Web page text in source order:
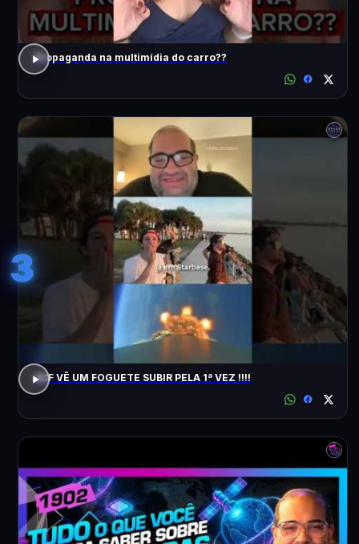
Propaganda na multimídia do carro??
3
ACF VÊ UM FOGUETE SUBIR PELA 1ª VEZ !!!!